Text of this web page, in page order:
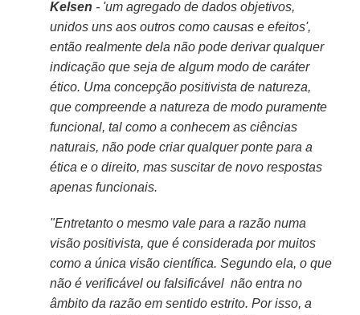
Kelsen - 'um agregado de dados objetivos,
unidos uns aos outros como causas e efeitos',
então realmente dela não pode derivar qualquer
indicação que seja de algum modo de caráter
ético. Uma concepção positivista de natureza,
que compreende a natureza de modo puramente
funcional, tal como a conhecem as ciências
naturais, não pode criar qualquer ponte para a
ética e o direito, mas suscitar de novo respostas
apenas funcionais.
"Entretanto o mesmo vale para a razão numa
visão positivista, que é considerada por muitos
como a única visão científica. Segundo ela, o que
não é verificável ou falsificável não entra no
âmbito da razão em sentido estrito. Por isso, a